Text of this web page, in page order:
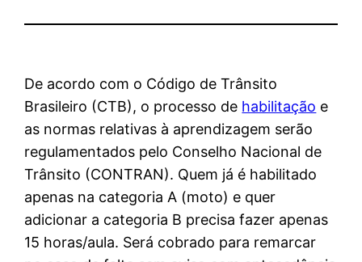
De acordo com o Código de Trânsito
Brasileiro (CTB), o processo de habilitação e
as normas relativas à aprendizagem serão
regulamentados pelo Conselho Nacional de
Trânsito (CONTRAN). Quem já é habilitado
apenas na categoria A (moto) e quer
adicionar a categoria B precisa fazer apenas
15 horas/aula. Será cobrado para remarcar